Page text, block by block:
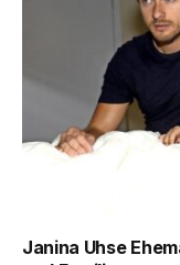
Janina Uhse